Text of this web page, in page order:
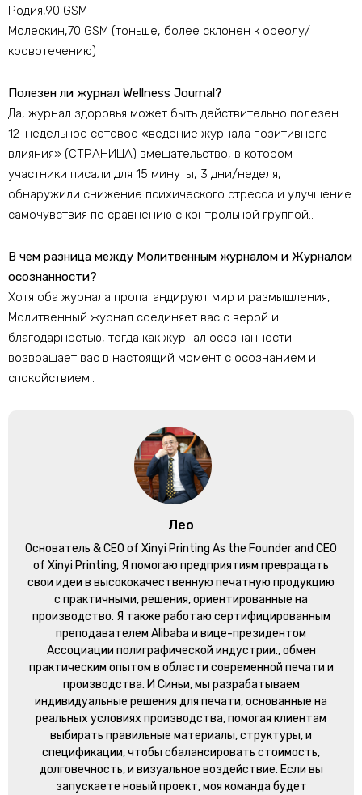
Родия,90 GSM
Молескин,70 GSM (тоньше, более склонен к ореолу/
кровотечению)
Полезен ли журнал Wellness Journal?
Да, журнал здоровья может быть действительно полезен.
12-недельное сетевое «ведение журнала позитивного
влияния» (СТРАНИЦА) вмешательство, в котором
участники писали для 15 минуты, 3 дни/неделя,
обнаружили снижение психического стресса и улучшение
самочувствия по сравнению с контрольной группой..
В чем разница между Молитвенным журналом и Журналом
осознанности?
Хотя оба журнала пропагандируют мир и размышления,
Молитвенный журнал соединяет вас с верой и
благодарностью, тогда как журнал осознанности
возвращает вас в настоящий момент с осознанием и
спокойствием..
Лео
Основатель &CEO of Xinyi Printing As the Founder and CEO
of Xinyi Printing, Я помогаю предприятиям превращать
свои идеи в высококачественную печатную продукцию
с практичными, решения, ориентированные на
производство. Я также работаю сертифицированным
преподавателем Alibaba и вице-президентом
Ассоциации полиграфической индустрии., обмен
практическим опытом в области современной печати и
производства. И Синьи, мы разрабатываем
индивидуальные решения для печати, основанные на
реальных условиях производства, помогая клиентам
выбирать правильные материалы, структуры, и
спецификации, чтобы сбалансировать стоимость,
долговечность, и визуальное воздействие. Если вы
запускаете новый проект, моя команда будет